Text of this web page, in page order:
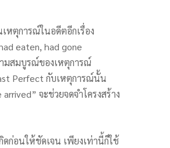
หตุการณ์ในอดีตอีกเรื่อง
eaten, had gone
มสมบูรณ์ของเหตุการณ์
Perfect กับเหตุการณ์นั้น
จะช่วยจดจำโครงสร้าง
ก่อนให้ชัดเจน เพียงเท่านี้ก็ใช้